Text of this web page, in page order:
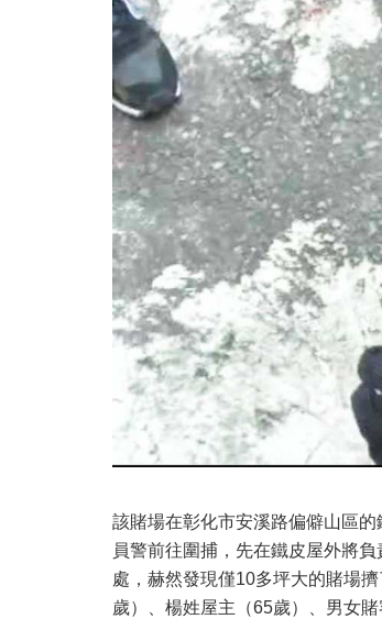
該賭場在彰化市安溪路偏僻山區
員警前往圍捕，先在鐵皮屋外將
處，赫然發現僅10多坪大的賭場
歲）、楊姓屋主（65歲）、男女